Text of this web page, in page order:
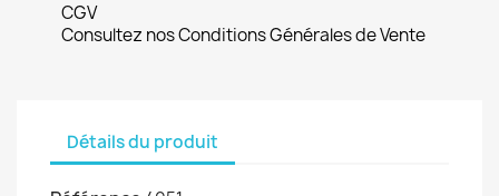
CGV
Consultez nos Conditions Générales de Vente
Détails du produit